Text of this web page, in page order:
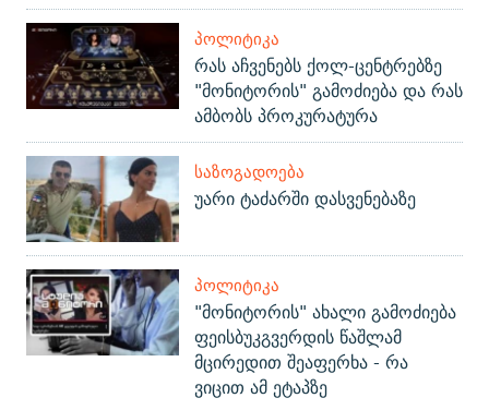
ᲞᲝᲚᲘᲢᲘᲙᲐ
რას აჩვენებს ქოლ-ცენტრებზე
"მონიტორის" გამოძიება და რას
ამბობს პროკურატურა
ᲡᲐᲖᲝᲒᲐᲓᲝᲔᲑᲐ
უარი ტაძარში დასვენებაზე
ᲞᲝᲚᲘᲢᲘᲙᲐ
"მონიტორის" ახალი გამოძიება
ფეისბუკგვერდის წაშლამ
მცირედით შეაფერხა - რა
ვიცით ამ ეტაპზე